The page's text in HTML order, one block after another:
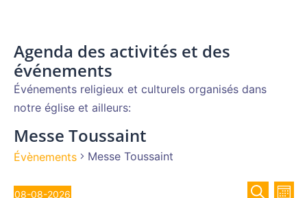
Agenda des activités et des
événements
Événements religieux et culturels organisés dans
notre église et ailleurs:
Messe Toussaint
Évènements Messe Toussaint
Évènements
08-08-2026